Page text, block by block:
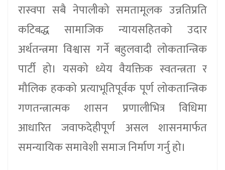
रास्वपा सबै नेपालीको समतामूलक उन्नतिप्रति
कटिबद्ध सामाजिक न्यायसहितको उदार
अर्थतन्त्रमा विश्वास गर्ने बहुलवादी लोकतान्त्रिक
पार्टी हो। यसको ध्येय वैयक्तिक स्वतन्त्रता र
मौलिक हकको प्रत्याभूतिपूर्वक पूर्ण लोकतान्त्रिक
गणतन्त्रात्मक शासन प्रणालीभित्र विधिमा
आधारित जवाफदेहीपूर्ण असल शासनमार्फत
समन्यायिक समावेशी समाज निर्माण गर्नु हो।